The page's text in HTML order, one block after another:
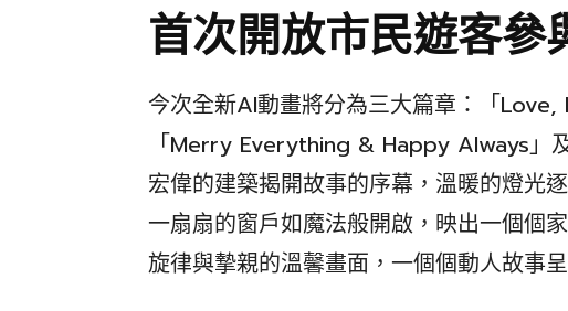
首次開放市民遊客參
今次全新AI動畫將分為三大篇章：「
「Merry Everything & Happy Always」
宏偉的建築揭開故事的序幕，溫暖的燈光
一扇扇的窗戶如魔法般開啟，映出一個個
旋律與摯親的溫馨畫面，一個個動人故事